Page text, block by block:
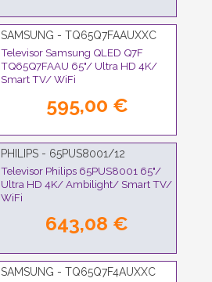
SAMSUNG - TQ65Q7FAAUXXC
Televisor Samsung QLED Q7F
TQ65Q7FAAU 65"/ Ultra HD 4K/
Smart TV/ WiFi
595,00 €
PHILIPS - 65PUS8001/12
Televisor Philips 65PUS8001 65"/
Ultra HD 4K/ Ambilight/ Smart TV/
WiFi
643,08 €
SAMSUNG - TQ65Q7F4AUXXC